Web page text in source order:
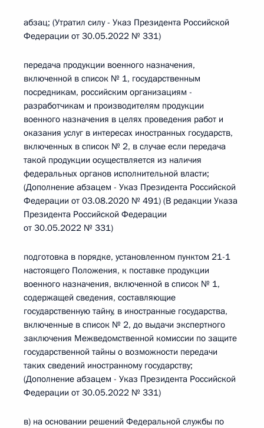
абзац; (Утратил силу - Указ Президента Российской
Федерации от 30.05.2022 № 331)
передача продукции военного назначения,
включенной в список № 1, государственным
посредникам, российским организациям -
разработчикам и производителям продукции
военного назначения в целях проведения работ и
оказания услуг в интересах иностранных государств,
включенных в список № 2, в случае если передача
такой продукции осуществляется из наличия
федеральных органов исполнительной власти;
(Дополнение абзацем - Указ Президента Российской
Федерации от 03.08.2020 № 491) (В редакции Указа
Президента Российской Федерации
от 30.05.2022 № 331)
подготовка в порядке, установленном пунктом 21-1
настоящего Положения, к поставке продукции
военного назначения, включенной в список № 1,
содержащей сведения, составляющие
государственную тайну, в иностранные государства,
включенные в список № 2, до выдачи экспертного
заключения Межведомственной комиссии по защите
государственной тайны о возможности передачи
таких сведений иностранному государству;
(Дополнение абзацем - Указ Президента Российской
Федерации от 30.05.2022 № 331)
в) на основании решений Федеральной службы по